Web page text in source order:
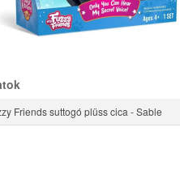
Friends suttogó plüss cica - Sable